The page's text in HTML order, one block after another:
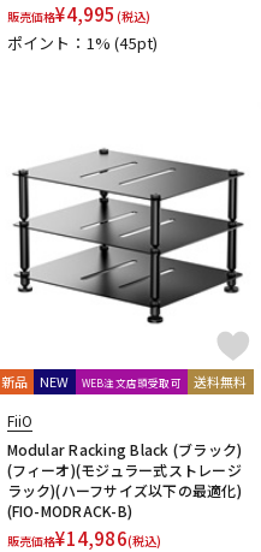
販売価格¥4,995 (税込)
ポイント：1%(45pt)
新品 NEW WEB注文店頭受取可 送料無料
FiiO
Modular Racking Black (ブラック)
(フィーオ)(モジュラー式ストレージ
ラック)(ハーフサイズ以下の最適化)
(FIO-MODRACK-B)
販売価格¥14,986(税込)